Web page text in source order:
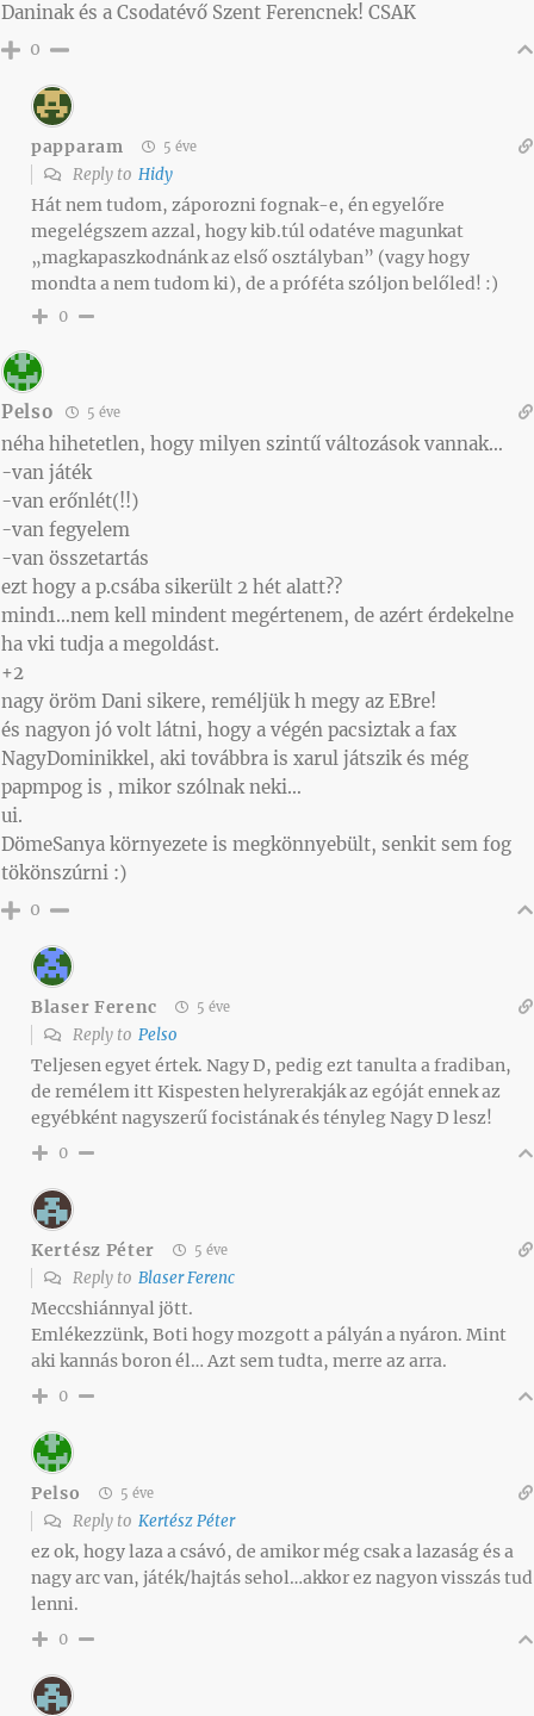
Daninak és a Csodatévő Szent Ferencnek! CSAK
0
papparam 5 éve
Reply to Hidy
Hát nem tudom, záporozni fognak-e, én egyelőre
megelégszem azzal, hogy kib.túl odatéve magunkat
„magkapaszkodnánk az első osztályban” (vagy hogy
mondta a nem tudom ki), de a próféta szóljon belőled! :)
0
Pelso 5 éve
néha hihetetlen, hogy milyen szintű változások vannak…
-van játék
-van erőnlét(!!)
-van fegyelem
-van összetartás
ezt hogy a p.csába sikerült 2 hét alatt??
mind1…nem kell mindent megértenem, de azért érdekelne
ha vki tudja a megoldást.
+2
nagy öröm Dani sikere, reméljük h megy az EBre!
és nagyon jó volt látni, hogy a végén pacsiztak a fax
NagyDominikkel, aki továbbra is xarul játszik és még
papmpog is , mikor szólnak neki…
ui.
DömeSanya környezete is megkönnyebült, senkit sem fog
tökönszúrni :)
0
Blaser Ferenc 5 éve
Reply to Pelso
Teljesen egyet értek. Nagy D, pedig ezt tanulta a fradiban,
de remélem itt Kispesten helyrerakják az egóját ennek az
egyébként nagyszerű focistának és tényleg Nagy D lesz!
0
Kertész Péter 5 éve
Reply to Blaser Ferenc
Meccshiánnyal jött.
Emlékezzünk, Boti hogy mozgott a pályán a nyáron. Mint
aki kannás boron él… Azt sem tudta, merre az arra.
0
Pelso 5 éve
Reply to Kertész Péter
ez ok, hogy laza a csávó, de amikor még csak a lazaság és a
nagy arc van, játék/hajtás sehol…akkor ez nagyon visszás tud
lenni.
0